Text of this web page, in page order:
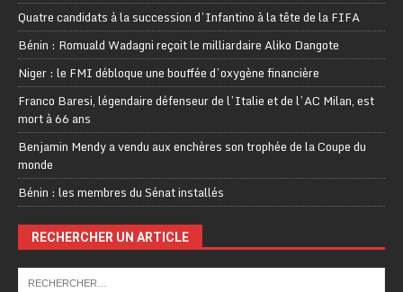
Quatre candidats à la succession d’Infantino à la tête de la FIFA
Bénin : Romuald Wadagni reçoit le milliardaire Aliko Dangote
Niger : le FMI débloque une bouffée d’oxygène financière
Franco Baresi, légendaire défenseur de l’Italie et de l’AC Milan, est
mort à 66 ans
Benjamin Mendy a vendu aux enchères son trophée de la Coupe du
monde
Bénin : les membres du Sénat installés
RECHERCHER UN ARTICLE